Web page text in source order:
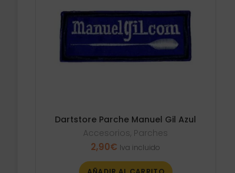
Dartstore Parche Manuel Gil Azul
Accesorios, Parches
2,90€ Iva incluido